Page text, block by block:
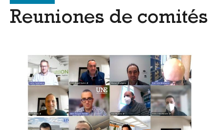
Reuniones de comités